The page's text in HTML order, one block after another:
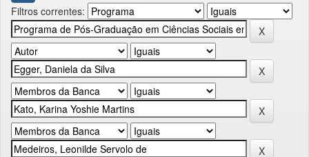
Filtros correntes: